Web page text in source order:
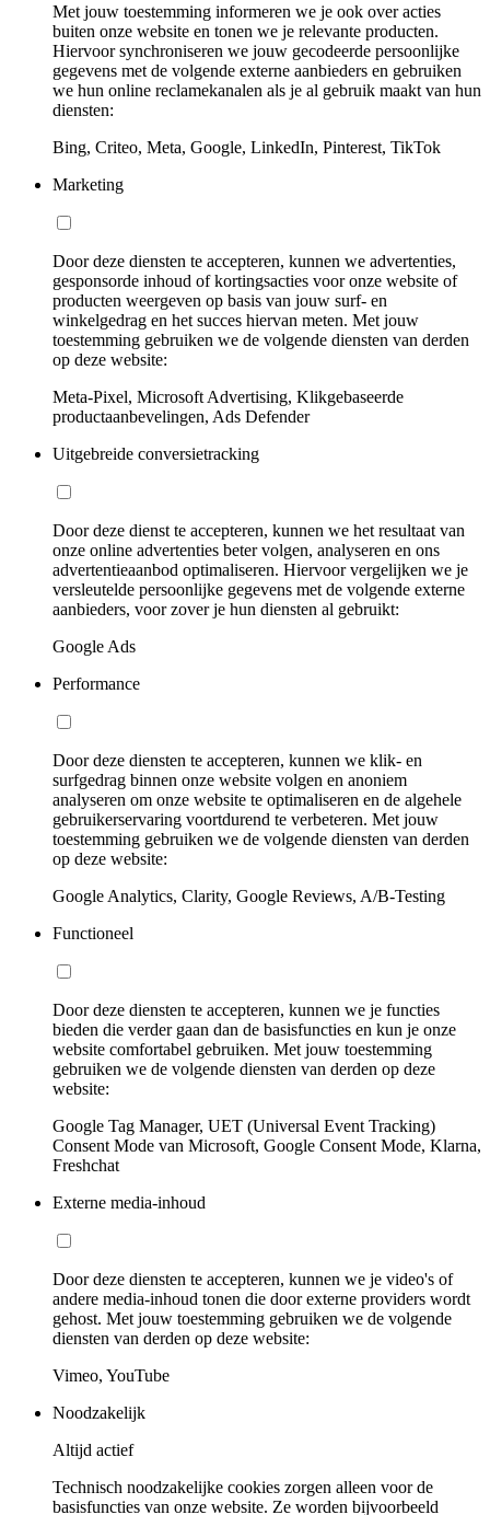
Met jouw toestemming informeren we je ook over acties
buiten onze website en tonen we je relevante producten.
Hiervoor synchroniseren we jouw gecodeerde persoonlijke
gegevens met de volgende externe aanbieders en gebruiken
we hun online reclamekanalen als je al gebruik maakt van hun
diensten:
Bing, Criteo, Meta, Google, LinkedIn, Pinterest, TikTok
Marketing
Door deze diensten te accepteren, kunnen we advertenties,
gesponsorde inhoud of kortingsacties voor onze website of
producten weergeven op basis van jouw surf- en
winkelgedrag en het succes hiervan meten. Met jouw
toestemming gebruiken we de volgende diensten van derden
op deze website:
Meta-Pixel, Microsoft Advertising, Klikgebaseerde
productaanbevelingen, Ads Defender
Uitgebreide conversietracking
Door deze dienst te accepteren, kunnen we het resultaat van
onze online advertenties beter volgen, analyseren en ons
advertentieaanbod optimaliseren. Hiervoor vergelijken we je
versleutelde persoonlijke gegevens met de volgende externe
aanbieders, voor zover je hun diensten al gebruikt:
Google Ads
Performance
Door deze diensten te accepteren, kunnen we klik- en
surfgedrag binnen onze website volgen en anoniem
analyseren om onze website te optimaliseren en de algehele
gebruikerservaring voortdurend te verbeteren. Met jouw
toestemming gebruiken we de volgende diensten van derden
op deze website:
Google Analytics, Clarity, Google Reviews, A/B-Testing
Functioneel
Door deze diensten te accepteren, kunnen we je functies
bieden die verder gaan dan de basisfuncties en kun je onze
website comfortabel gebruiken. Met jouw toestemming
gebruiken we de volgende diensten van derden op deze
website:
Google Tag Manager, UET (Universal Event Tracking)
Consent Mode van Microsoft, Google Consent Mode, Klarna,
Freshchat
Externe media-inhoud
Door deze diensten te accepteren, kunnen we je video's of
andere media-inhoud tonen die door externe providers wordt
gehost. Met jouw toestemming gebruiken we de volgende
diensten van derden op deze website:
Vimeo, YouTube
Noodzakelijk
Altijd actief
Technisch noodzakelijke cookies zorgen alleen voor de
basisfuncties van onze website. Ze worden bijvoorbeeld